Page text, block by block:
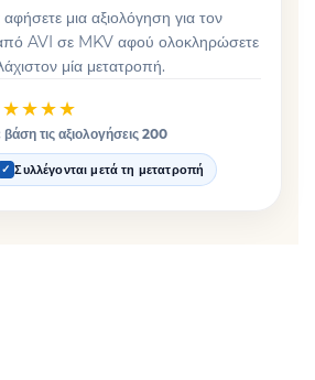
μια αξιολόγηση για τον
AVI σε MKV αφού ολοκληρώσετε
μία μετατροπή.
τις αξιολογήσεις 200
✓ Συλλέγονται μετά τη μετατροπή